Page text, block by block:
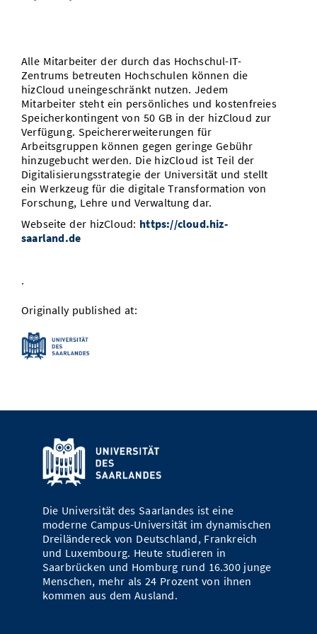
Kontakt
SIC Merchandise
SIC Podcast
AnsprechpartnerInnen, Personen, Forschungsgruppen
Termine, Vorträge und Veranstaltungen
Alumni
Alle Mitarbeiter der durch das Hochschul-IT-
Zentrums betreuten Hochschulen können die
hizCloud uneingeschränkt nutzen. Jedem
Mitarbeiter steht ein persönliches und kostenfreies
Speicherkontingent von 50 GB in der hizCloud zur
Verfügung. Speichererweiterungen für
Arbeitsgruppen können gegen geringe Gebühr
hinzugebucht werden. Die hizCloud ist Teil der
Digitalisierungsstrategie der Universität und stellt
ein Werkzeug für die digitale Transformation von
Forschung, Lehre und Verwaltung dar.
Webseite der hizCloud: https://cloud.hiz-
saarland.de
.
Originally published at:
Die Universität des Saarlandes ist eine
moderne Campus-Universität im dynamischen
Dreiländereck von Deutschland, Frankreich
und Luxembourg. Heute studieren in
Saarbrücken und Homburg rund 16.300 junge
Menschen, mehr als 24 Prozent von ihnen
kommen aus dem Ausland.